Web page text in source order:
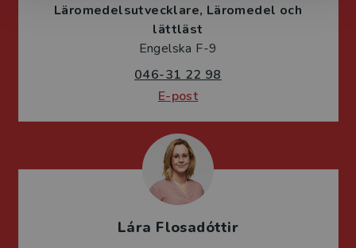
Läromedelsutvecklare Läromedel och
lättläst
Engelska F-9
046-31 22 98
E-post
Lára Flosadóttir